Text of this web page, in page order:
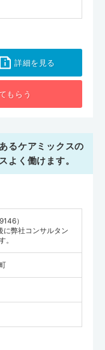
詳細を見る
もらう
るケアミックスの
よく働けます。
）
に弊社コンサルタン
。